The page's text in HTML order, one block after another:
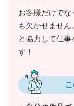
お客様だけで
も欠かせませ
と協力して仕
す！